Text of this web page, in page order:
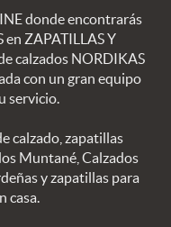
donde encontrarás
en ZAPATILLAS Y
calzados NORDIKAS
con un gran equipo
servicio.
calzado, zapatillas
Muntané, Calzados
y zapatillas para
casa.